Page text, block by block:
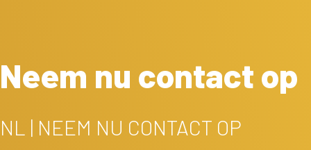
Neem nu contact op
NL | NEEM NU CONTACT OP